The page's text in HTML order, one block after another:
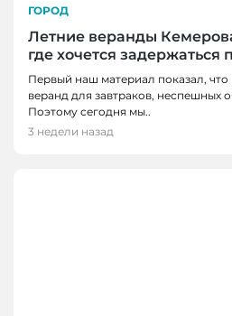
ГОРОД
Летние веранды
где хочется задержаться
Первый наш материал показал,
веранд для завтраков, неспешных
Поэтому сегодня мы..
3 недели назад